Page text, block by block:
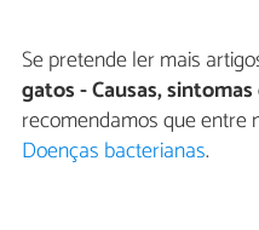
Se pretende ler mais
gatos - Causas,
recomendamos que entre
Doenças bacterianas.